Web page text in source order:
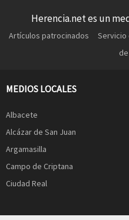
Herencia.net es un
Artículos patrocinados Servicio
MEDIOS LOCALES
Albacete
Alcázar de San Juan
Argamasilla
Campo de Criptana
Ciudad Real